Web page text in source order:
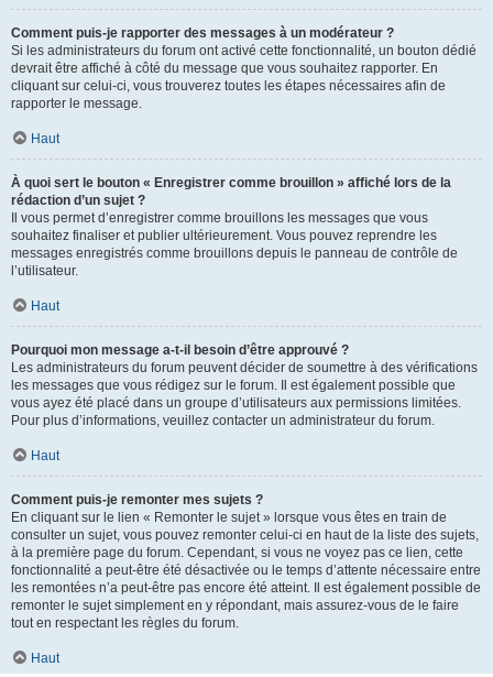
Comment puis-je rapporter des messages à un modérateur ?
Si les administrateurs du forum ont activé cette fonctionnalité, un bouton dédié
devrait être affiché à côté du message que vous souhaitez rapporter. En
cliquant sur celui-ci, vous trouverez toutes les étapes nécessaires afin de
rapporter le message.
Haut
À quoi sert le bouton « Enregistrer comme brouillon » affiché lors de la
rédaction d’un sujet ?
Il vous permet d’enregistrer comme brouillons les messages que vous
souhaitez finaliser et publier ultérieurement. Vous pouvez reprendre les
messages enregistrés comme brouillons depuis le panneau de contrôle de
l’utilisateur.
Haut
Pourquoi mon message a-t-il besoin d’être approuvé ?
Les administrateurs du forum peuvent décider de soumettre à des vérifications
les messages que vous rédigez sur le forum. Il est également possible que
vous ayez été placé dans un groupe d’utilisateurs aux permissions limitées.
Pour plus d’informations, veuillez contacter un administrateur du forum.
Haut
Comment puis-je remonter mes sujets ?
En cliquant sur le lien « Remonter le sujet » lorsque vous êtes en train de
consulter un sujet, vous pouvez remonter celui-ci en haut de la liste des sujets,
à la première page du forum. Cependant, si vous ne voyez pas ce lien, cette
fonctionnalité a peut-être été désactivée ou le temps d’attente nécessaire entre
les remontées n’a peut-être pas encore été atteint. Il est également possible de
remonter le sujet simplement en y répondant, mais assurez-vous de le faire
tout en respectant les règles du forum.
Haut